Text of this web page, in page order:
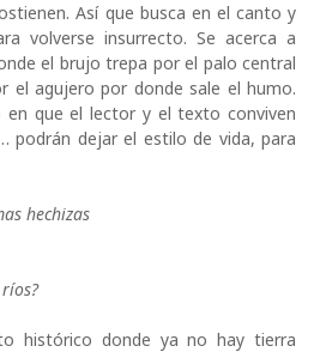
Así que busca en el canto y
volverse insurrecto. Se acerca a
el brujo trepa por el palo central
el agujero por donde sale el humo.
en que el lector y el texto conviven
podrán dejar el estilo de vida, para
hechizas
histórico donde ya no hay tierra